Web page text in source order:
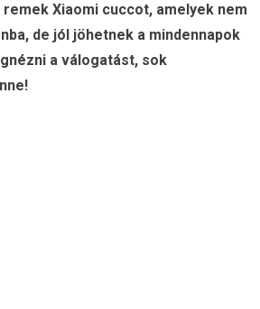
Xiaomi cuccot, amelyek nem
de jól jöhetnek a mindennapok
a válogatást, sok